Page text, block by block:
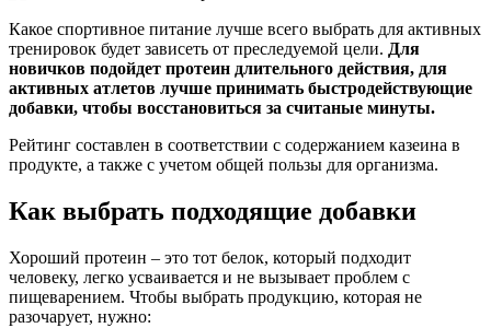
Какое спортивное питание лучше всего выбрать для активных
тренировок будет зависеть от преследуемой цели. Для
новичков подойдет протеин длительного действия, для
активных атлетов лучше принимать быстродействующие
добавки, чтобы восстановиться за считаные минуты.
Рейтинг составлен в соответствии с содержанием казеина в
продукте, а также с учетом общей пользы для организма.
Как выбрать подходящие добавки
Хороший протеин – это тот белок, который подходит
человеку, легко усваивается и не вызывает проблем с
пищеварением. Чтобы выбрать продукцию, которая не
разочарует, нужно: